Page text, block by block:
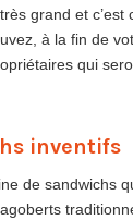
très grand et
à la fin de
qui
inventifs
de sandwichs